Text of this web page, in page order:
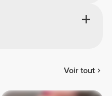
Voir tout